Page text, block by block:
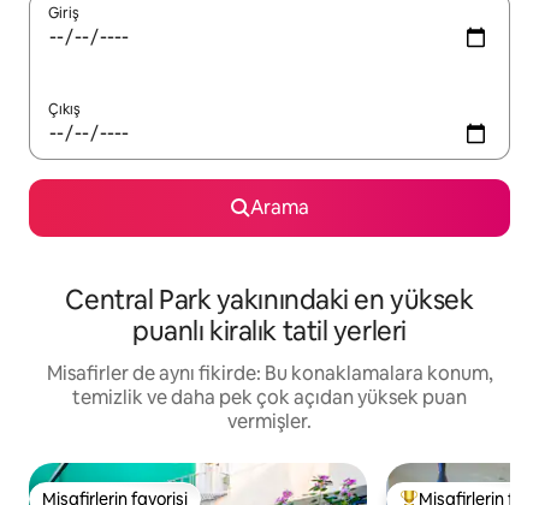
Giriş
Çıkış
Arama
Central Park yakınındaki en yüksek
puanlı kiralık tatil yerleri
Misafirler de aynı fikirde: Bu konaklamalara konum,
temizlik ve daha pek çok açıdan yüksek puan
vermişler.
Misafirlerin favorisi Misafirlerin